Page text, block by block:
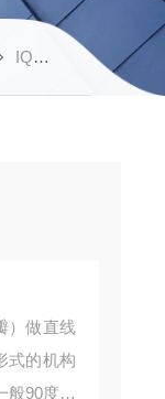
IQ95厂家供应罗托克智能型多回转闸阀电动执行器
）做直线
式的机构
般90度回